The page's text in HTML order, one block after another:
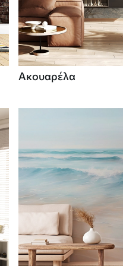
Ακουαρέλα